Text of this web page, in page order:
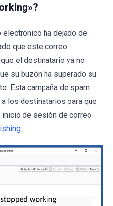
electrónico ha dejado de
que este correo
el destinatario ya no
su buzón ha superado su
Esta campaña de spam
los destinatarios para que
de sesión de correo
.